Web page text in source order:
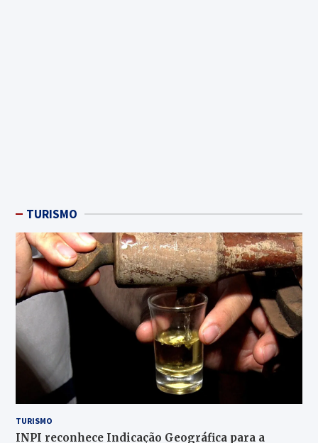
TURISMO
TURISMO
INPI reconhece Indicação Geográfica para a